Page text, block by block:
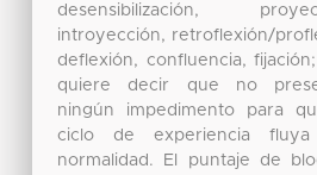
desensibilización,
introyección, retroflexión/
deflexión, confluencia,
quiere decir que no
ningún impedimento para
ciclo de experiencia
normalidad. El puntaje de